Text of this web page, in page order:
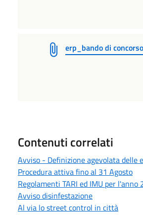
erp_bando di
Contenuti correlati
Avviso - Definizione agevolata delle
Procedura attiva fino al 31 Agosto
Regolamenti TARI ed IMU per l'anno
Avviso disinfestazione
Al via lo street control in città